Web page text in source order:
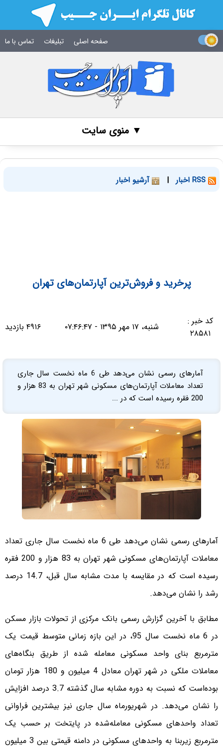
صفحه اصلی تبلیغات تماس با ما
▼ منوی سایت
| آرشیو اخبار
پرخرید و فروش‌ترین آپارتمان‌های تهران
کد خبر :
۲۸۵۸۱
شنبه، ۱۷ مهر ۱۳۹۵ - ۰۷:۴۶:۴۷ ۴۹۱۶ بازدید
آمارهای رسمی نشان می‌دهد طی 6 ماه نخست سال جاری
تعداد معاملات آپارتمان‌های مسکونی شهر تهران به 83 هزار و
200 فقره رسیده است که در ...
آمارهای رسمی نشان می‌دهد طی 6 ماه نخست سال جاری تعداد
معاملات آپارتمان‌های مسکونی شهر تهران به 83 هزار و 200 فقره
رسیده است که در مقایسه با مدت مشابه سال قبل، 14.7 درصد
رشد را نشان می‌دهد.
مطابق با آخرین گزارش رسمی بانک مرکزی از تحولات بازار مسکن
در 6 ماه نخست سال 95، در این بازه زمانی متوسط قیمت یک
مترمربع بنای واحد مسکونی معامله شده از طریق بنگاه‌های
معاملات ملکی در شهر تهران معادل 4 میلیون و 180 هزار تومان
بوده‌است که نسبت به دوره مشابه سال گذشته 3.7 درصد افزایش
را نشان می‌دهد. در شهریور‌ماه سال جاری نیز بیشترین فراوانی
تعداد واحدهای مسکونی معامله‌شده در پایتخت بر حسب یک
مترمربع زیربنا به واحدهای مسکونی در دامنه قیمتی بین 3 میلیون